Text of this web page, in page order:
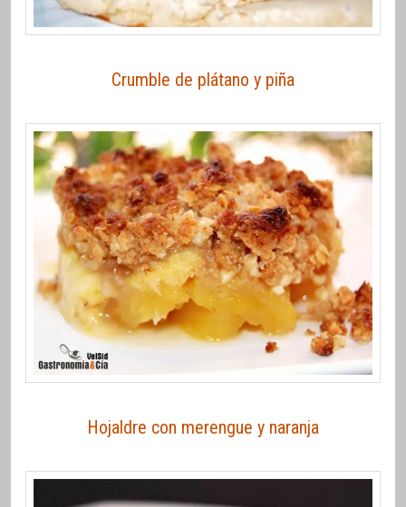
Crumble de plátano y piña
Hojaldre con merengue y naranja